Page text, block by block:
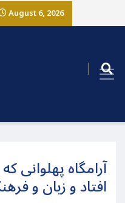
August 6, 2026
آرامگاه پهلوانی
افتاد و زبان و